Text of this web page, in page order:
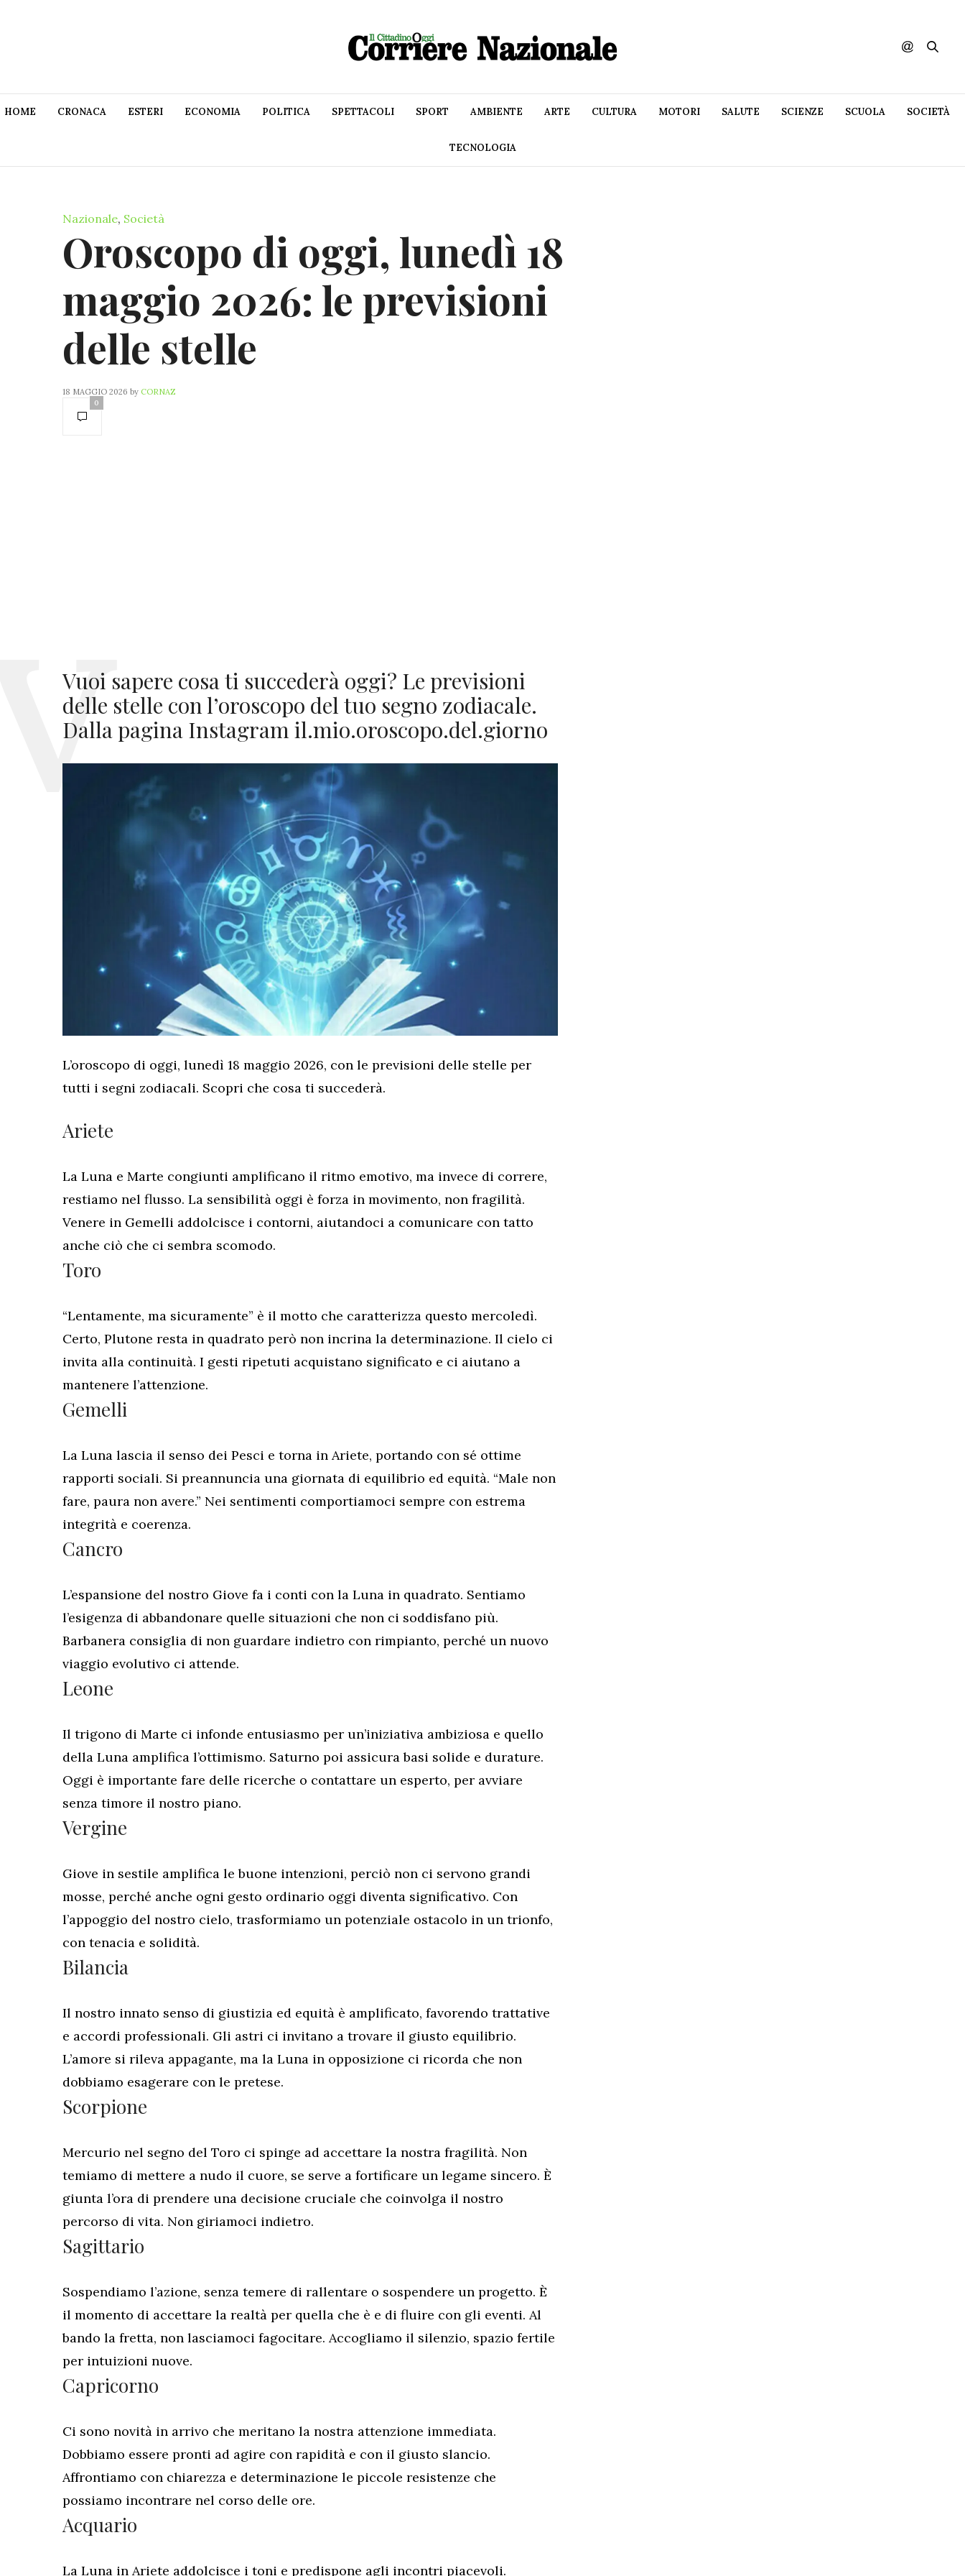
HOME CRONACA ESTERI ECONOMIA POLITICA SPETTACOLI SPORT AMBIENTE ARTE CULTURA MOTORI SALUTE SCIENZE SCUOLA SOCIETÀ
TECNOLOGIA
Nazionale, Società
Oroscopo di oggi, lunedì 18
maggio 2026: le previsioni
delle stelle
18 MAGGIO 2026 by CORNAZ
0
Vuoi sapere cosa ti succederà oggi? Le previsioni
delle stelle con l’oroscopo del tuo segno zodiacale.
Dalla pagina Instagram il.mio.oroscopo.del.giorno
L’oroscopo di oggi, lunedì 18 maggio 2026, con le previsioni delle stelle per
tutti i segni zodiacali. Scopri che cosa ti succederà.
Ariete
La Luna e Marte congiunti amplificano il ritmo emotivo, ma invece di correre,
restiamo nel flusso. La sensibilità oggi è forza in movimento, non fragilità.
Venere in Gemelli addolcisce i contorni, aiutandoci a comunicare con tatto
anche ciò che ci sembra scomodo.
Toro
“Lentamente, ma sicuramente” è il motto che caratterizza questo mercoledì.
Certo, Plutone resta in quadrato però non incrina la determinazione. Il cielo ci
invita alla continuità. I gesti ripetuti acquistano significato e ci aiutano a
mantenere l’attenzione.
Gemelli
La Luna lascia il senso dei Pesci e torna in Ariete, portando con sé ottime
rapporti sociali. Si preannuncia una giornata di equilibrio ed equità. “Male non
fare, paura non avere.” Nei sentimenti comportiamoci sempre con estrema
integrità e coerenza.
Cancro
L’espansione del nostro Giove fa i conti con la Luna in quadrato. Sentiamo
l’esigenza di abbandonare quelle situazioni che non ci soddisfano più.
Barbanera consiglia di non guardare indietro con rimpianto, perché un nuovo
viaggio evolutivo ci attende.
Leone
Il trigono di Marte ci infonde entusiasmo per un’iniziativa ambiziosa e quello
della Luna amplifica l’ottimismo. Saturno poi assicura basi solide e durature.
Oggi è importante fare delle ricerche o contattare un esperto, per avviare
senza timore il nostro piano.
Vergine
Giove in sestile amplifica le buone intenzioni, perciò non ci servono grandi
mosse, perché anche ogni gesto ordinario oggi diventa significativo. Con
l’appoggio del nostro cielo, trasformiamo un potenziale ostacolo in un trionfo,
con tenacia e solidità.
Bilancia
Il nostro innato senso di giustizia ed equità è amplificato, favorendo trattative
e accordi professionali. Gli astri ci invitano a trovare il giusto equilibrio.
L’amore si rileva appagante, ma la Luna in opposizione ci ricorda che non
dobbiamo esagerare con le pretese.
Scorpione
Mercurio nel segno del Toro ci spinge ad accettare la nostra fragilità. Non
temiamo di mettere a nudo il cuore, se serve a fortificare un legame sincero. È
giunta l’ora di prendere una decisione cruciale che coinvolga il nostro
percorso di vita. Non giriamoci indietro.
Sagittario
Sospendiamo l’azione, senza temere di rallentare o sospendere un progetto. È
il momento di accettare la realtà per quella che è e di fluire con gli eventi. Al
bando la fretta, non lasciamoci fagocitare. Accogliamo il silenzio, spazio fertile
per intuizioni nuove.
Capricorno
Ci sono novità in arrivo che meritano la nostra attenzione immediata.
Dobbiamo essere pronti ad agire con rapidità e con il giusto slancio.
Affrontiamo con chiarezza e determinazione le piccole resistenze che
possiamo incontrare nel corso delle ore.
Acquario
La Luna in Ariete addolcisce i toni e predispone agli incontri piacevoli.